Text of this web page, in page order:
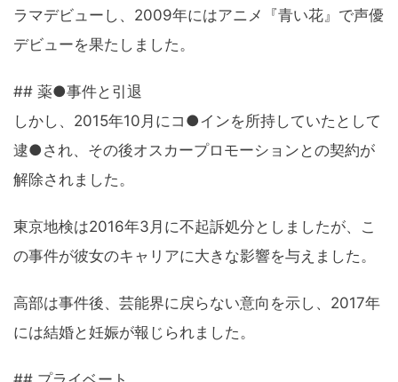
ラマデビューし、2009年にはアニメ『青い花』で声優
デビューを果たしました。
## 薬●事件と引退
しかし、2015年10月にコ●インを所持していたとして
逮●され、その後オスカープロモーションとの契約が
解除されました。
東京地検は2016年3月に不起訴処分としましたが、こ
の事件が彼女のキャリアに大きな影響を与えました。
高部は事件後、芸能界に戻らない意向を示し、2017年
には結婚と妊娠が報じられました。